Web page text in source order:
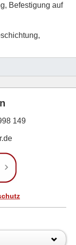
Befestigung auf
149